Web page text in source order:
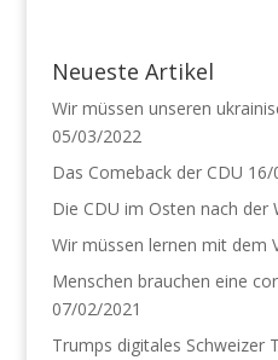
F
e
n
s
t
e
g
ö
f
n
t
)
F
e
s
g
ö
f
n
t
Neueste Artikel
Wir müssen unseren
05/03/2022
Das Comeback der CDU 16/
Die CDU im Osten nach der
Wir müssen lernen mit dem
Menschen brauchen eine
07/02/2021
Trumps digitales Schweizer